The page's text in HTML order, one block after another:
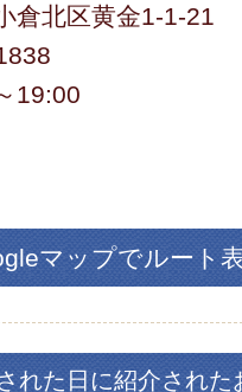
倉北区黄金1-1-21
19:00
マップでルート
れた日に紹介された